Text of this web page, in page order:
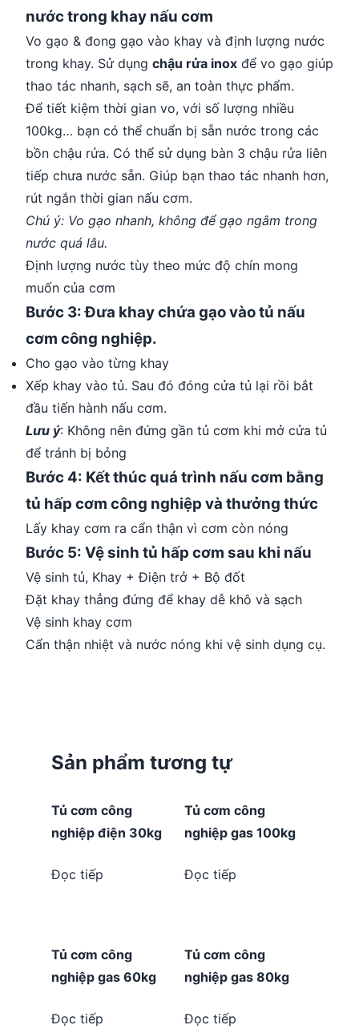
nước trong khay nấu cơm
Vo gạo & đong gạo vào khay và định lượng nước
trong khay. Sử dụng chậu rửa inox để vo gạo giúp
thao tác nhanh, sạch sẽ, an toàn thực phẩm.
Để tiết kiệm thời gian vo, với số lượng nhiều
100kg… bạn có thể chuẩn bị sẵn nước trong các
bồn chậu rửa. Có thể sử dụng bàn 3 chậu rửa liên
tiếp chưa nước sẵn. Giúp bạn thao tác nhanh hơn,
rút ngắn thời gian nấu cơm.
Chú ý: Vo gạo nhanh, không để gạo ngâm trong
nước quá lâu.
Định lượng nước tùy theo mức độ chín mong
muốn của cơm
Bước 3: Đưa khay chứa gạo vào tủ nấu
cơm công nghiệp.
Cho gạo vào từng khay
Xếp khay vào tủ. Sau đó đóng cửa tủ lại rồi bắt
đầu tiến hành nấu cơm.
Lưu ý: Không nên đứng gần tủ cơm khi mở cửa tủ
để tránh bị bỏng
Bước 4: Kết thúc quá trình nấu cơm bằng
tủ hấp cơm công nghiệp và thưởng thức
Lấy khay cơm ra cẩn thận vì cơm còn nóng
Bước 5: Vệ sinh tủ hấp cơm sau khi nấu
Vệ sinh tủ, Khay + Điện trở + Bộ đốt
Đặt khay thẳng đứng để khay dễ khô và sạch
Vệ sinh khay cơm
Cẩn thận nhiệt và nước nóng khi vệ sinh dụng cụ.
Sản phẩm tương tự
Tủ cơm công
nghiệp điện 30kg
Đọc tiếp
Tủ cơm công
nghiệp gas 100kg
Đọc tiếp
Tủ cơm công
nghiệp gas 60kg
Đọc tiếp
Tủ cơm công
nghiệp gas 80kg
Đọc tiếp